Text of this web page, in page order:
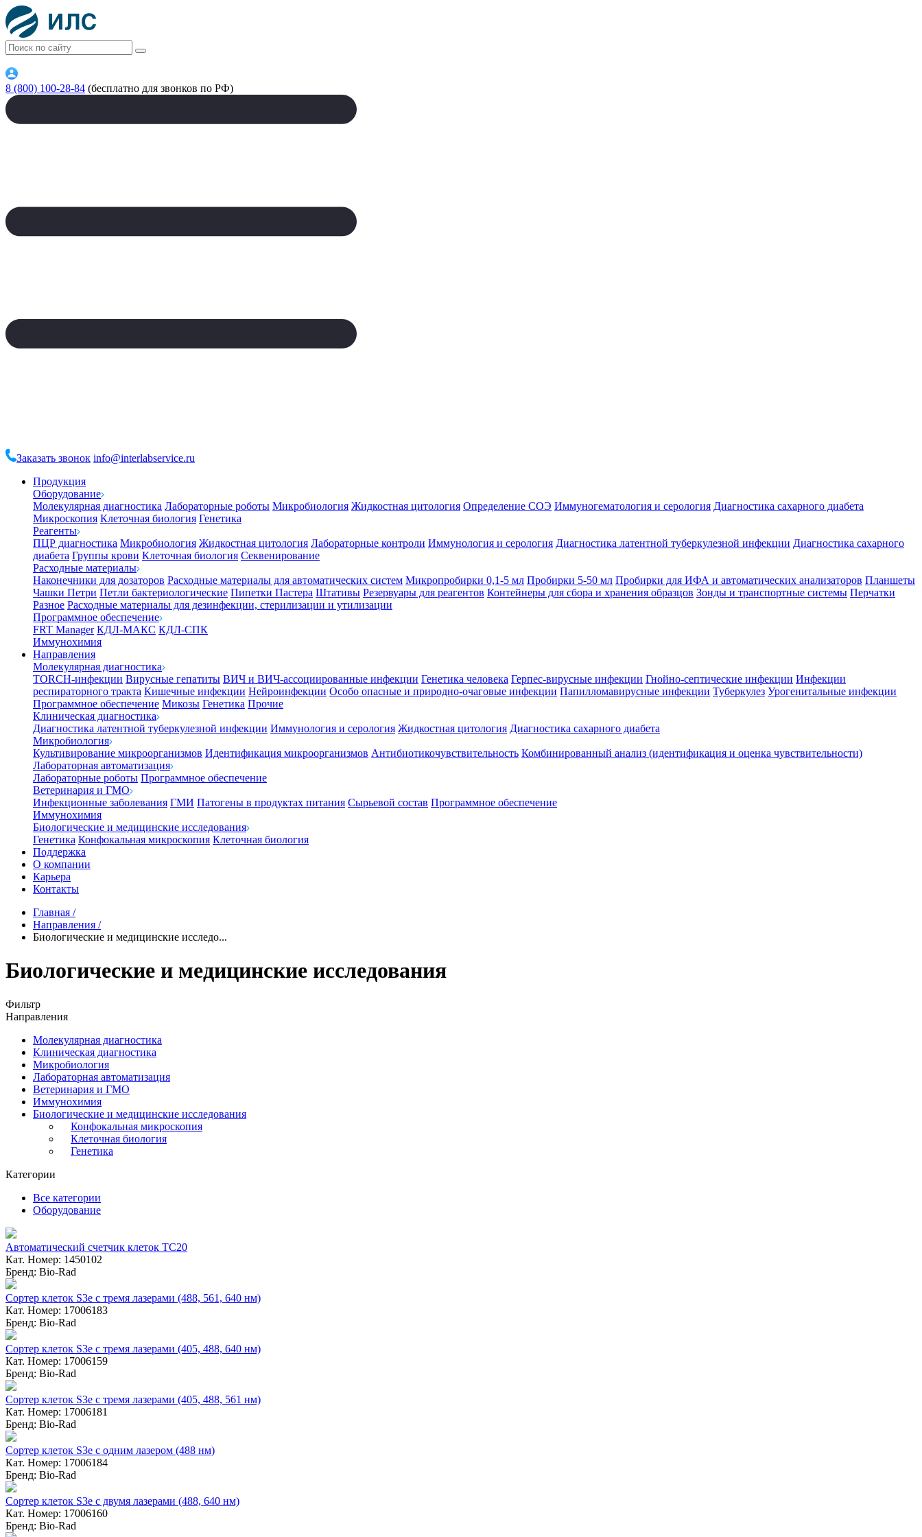
8 (800) 100-28-84 (бесплатно для звонков по РФ)
Заказать звонок info@interlabservice.ru
Продукция
Оборудование
Молекулярная диагностика Лабораторные роботы Микробиология Жидкостная цитология Определение СОЭ Иммуногематология и серология Диагностика сахарного диабета
Микроскопия Клеточная биология Генетика
Реагенты
ПЦР диагностика Микробиология Жидкостная цитология Лабораторные контроли Иммунология и серология Диагностика латентной туберкулезной инфекции Диагностика сахарного
диабета Группы крови Клеточная биология Секвенирование
Расходные материалы
Наконечники для дозаторов Расходные материалы для автоматических систем Микропробирки 0,1-5 мл Пробирки 5-50 мл Пробирки для ИФА и автоматических анализаторов Планшеты
Чашки Петри Петли бактериологические Пипетки Пастера Штативы Резервуары для реагентов Контейнеры для сбора и хранения образцов Зонды и транспортные системы Перчатки
Разное Расходные материалы для дезинфекции, стерилизации и утилизации
Программное обеспечение
FRT Manager КДЛ-МАКС КДЛ-СПК
Иммунохимия
Направления
Молекулярная диагностика
TORCH-инфекции Вирусные гепатиты ВИЧ и ВИЧ-ассоциированные инфекции Генетика человека Герпес-вирусные инфекции Гнойно-септические инфекции Инфекции
респираторного тракта Кишечные инфекции Нейроинфекции Особо опасные и природно-очаговые инфекции Папилломавирусные инфекции Туберкулез Урогенитальные инфекции
Программное обеспечение Микозы Генетика Прочие
Клиническая диагностика
Диагностика латентной туберкулезной инфекции Иммунология и серология Жидкостная цитология Диагностика сахарного диабета
Микробиология
Культивирование микроорганизмов Идентификация микроорганизмов Антибиотикочувствительность Комбинированный анализ (идентификация и оценка чувствительности)
Лабораторная автоматизация
Лабораторные роботы Программное обеспечение
Ветеринария и ГМО
Инфекционные заболевания ГМИ Патогены в продуктах питания Сырьевой состав Программное обеспечение
Иммунохимия
Биологические и медицинские исследования
Генетика Конфокальная микроскопия Клеточная биология
Поддержка
О компании
Карьера
Контакты
Главная /
Направления /
Биологические и медицинские исследо...
Биологические и медицинские исследования
Фильтр
Направления
Молекулярная диагностика
Клиническая диагностика
Микробиология
Лабораторная автоматизация
Ветеринария и ГМО
Иммунохимия
Биологические и медицинские исследования
Конфокальная микроскопия
Клеточная биология
Генетика
Категории
Все категории
Оборудование
Автоматический счетчик клеток TC20
Кат. Номер: 1450102
Бренд: Bio-Rad
Сортер клеток S3e с тремя лазерами (488, 561, 640 нм)
Кат. Номер: 17006183
Бренд: Bio-Rad
Сортер клеток S3e с тремя лазерами (405, 488, 640 нм)
Кат. Номер: 17006159
Бренд: Bio-Rad
Сортер клеток S3e с тремя лазерами (405, 488, 561 нм)
Кат. Номер: 17006181
Бренд: Bio-Rad
Сортер клеток S3e с одним лазером (488 нм)
Кат. Номер: 17006184
Бренд: Bio-Rad
Сортер клеток S3e с двумя лазерами (488, 640 нм)
Кат. Номер: 17006160
Бренд: Bio-Rad